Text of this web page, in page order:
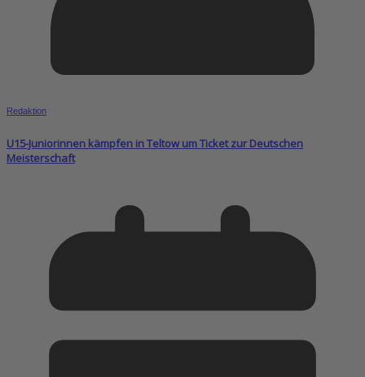
Redaktion
U15-Juniorinnen kämpfen in Teltow um Ticket zur Deutschen
Meisterschaft